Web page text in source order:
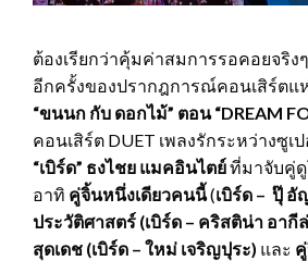
ต้องเรียกว่าคุ้มค่าสมการรอคอยจริ
อีกครั้งของปรากฎการณ์คอนเสิร์ตแ
“ขนนก กับ ดอกไม้” ตอน “DREAM
คอนเสิร์ต DUET เพลงรักระหว่างซูเ
“เบิร์ด” ธงไชย แมคอินไตย์ที่มาจับคู่
อาทิ คู่จิ้นหนึ่งเดียวคนนี้(เบิร์ด – ปุ๊ อั
ประวัติศาสตร์ (เบิร์ด – คริสติน่า อากี
สุดเดช (เบิร์ด – ใหม่ เจริญปุระ) และ